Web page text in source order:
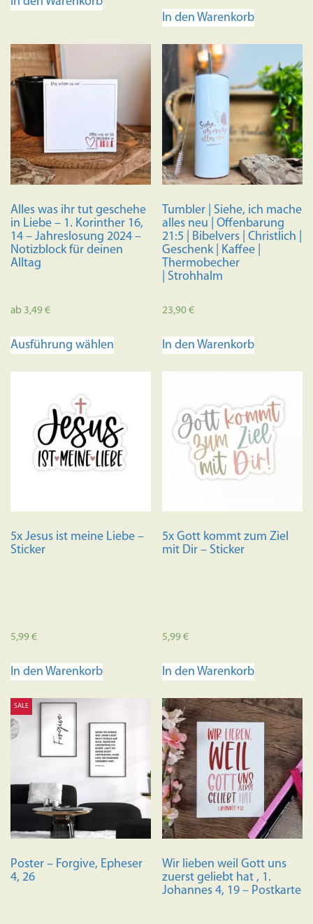
In den Warenkorb
Alles was ihr tut geschehe
in Liebe – 1. Korinther 16,
14 – Jahreslosung 2024 –
Notizblock für deinen
Alltag
ab 3,49€
Ausführung wählen
auf.
Die
Optionen
können
gewählt
Tumbler | Siehe, ich mache
alles neu | Offenbarung
21:5 | Bibelvers | Christlich |
Geschenk | Kaffee |
Thermobecher
| Strohhalm
23,90€
In den Warenkorb
5x Jesus ist meine Liebe –
Sticker
5,99€
In den Warenkorb
5x Gott kommt zum Ziel
mit Dir – Sticker
5,99€
In den Warenkorb
SALE
Poster – Forgive, Epheser
4, 26
Wir lieben weil Gott uns
zuerst geliebt hat , 1.
Johannes 4, 19 – Postkarte